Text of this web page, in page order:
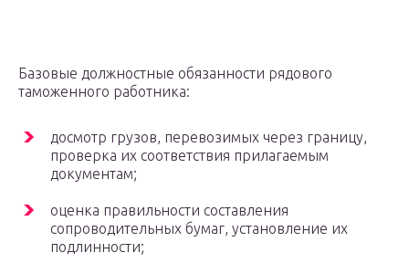
Базовые должностные обязанности рядового
таможенного работника:
досмотр грузов, перевозимых через границу,
проверка их соответствия прилагаемым
документам;
оценка правильности составления
сопроводительных бумаг, установление их
подлинности;